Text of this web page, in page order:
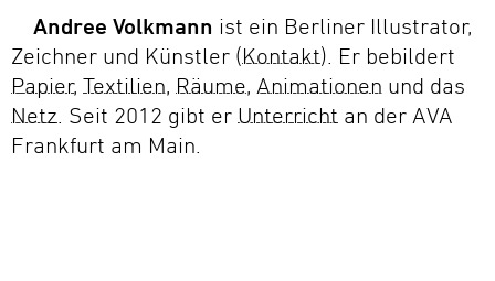
Kontakt
Papier Textilien Räume Animationen
Netz
Unterricht
Andree Volkmann ist ein Berliner Illustrator,
Zeichner und Künstler (Kontakt). Er bebildert
Papier, Textilien, Räume, Animationen und das
Netz . Seit 2012 gibt er Unterricht an der AVA
Frankfurt am Main.